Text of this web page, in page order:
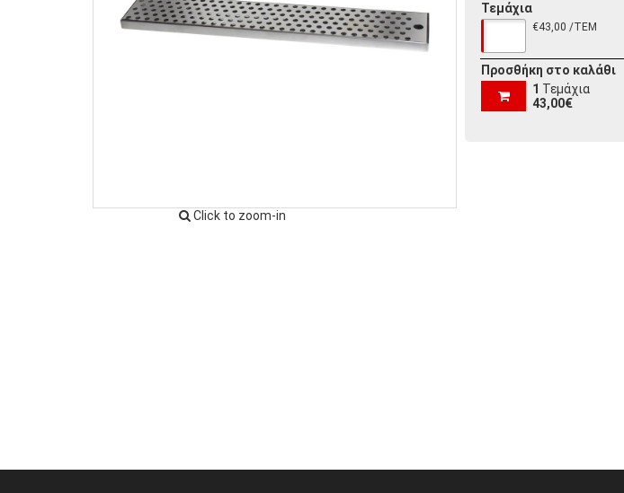
Click to zoom-in
Τεμάχια
€43,00 /ΤΕΜ
Προσθήκη στο καλάθι
1 Τεμάχια
43,00€